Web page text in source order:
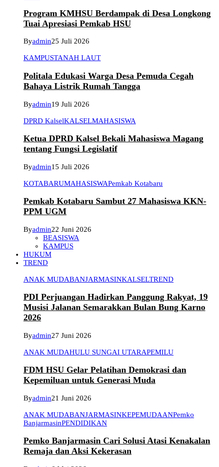
Program KMHSU Berdampak di Desa Longkong
Tuai Apresiasi Pemkab HSU
Byadmin25 Juli 2026
KAMPUSTANAH LAUT
Politala Edukasi Warga Desa Pemuda Cegah
Bahaya Listrik Rumah Tangga
Byadmin19 Juli 2026
DPRD KalselKALSELMAHASISWA
Ketua DPRD Kalsel Bekali Mahasiswa Magang
tentang Fungsi Legislatif
Byadmin15 Juli 2026
KOTABARUMAHASISWAPemkab Kotabaru
Pemkab Kotabaru Sambut 27 Mahasiswa KKN-
PPM UGM
Byadmin22 Juni 2026
BEASISWA
KAMPUS
HUKUM
TREND
ANAK MUDABANJARMASINKALSELTREND
PDI Perjuangan Hadirkan Panggung Rakyat, 19
Musisi Jalanan Semarakkan Bulan Bung Karno
2026
Byadmin27 Juni 2026
ANAK MUDAHULU SUNGAI UTARAPEMILU
FDM HSU Gelar Pelatihan Demokrasi dan
Kepemiluan untuk Generasi Muda
Byadmin21 Juni 2026
ANAK MUDABANJARMASINKEPEMUDAANPemko
BanjarmasinPENDIDIKAN
Pemko Banjarmasin Cari Solusi Atasi Kenakalan
Remaja dan Aksi Kekerasan